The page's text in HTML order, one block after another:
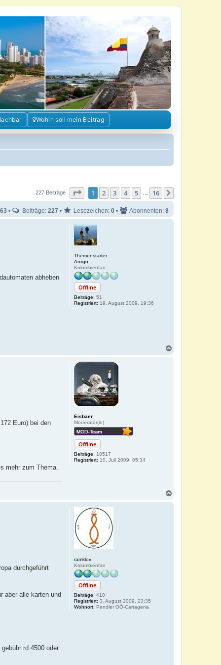
Wohin soll mein Beitrag
227 Beiträge Seite von16
1 2 3 4 5 16
• Beiträge: 227 • Lesezeichen: 0 • Abonnenten: 8
Themenstarter
Amigo
Kolumbienfan
Offline
Beiträge: 51
Registriert: 19. August 2009, 19:36
abheben
Eisbaer
Moderator(in)
Offline
Beiträge: 10517
Registriert: 10. Juli 2009, 05:34
Euro) bei den
mehr zum Thema.
ramklov
Kolumbienfan
Offline
Beiträge: 410
Registriert: 3. August 2009, 23:35
Wohnort: Pendler OÖ-Cartagena
durchgeführt
aber alle karten und
rd 4500 oder